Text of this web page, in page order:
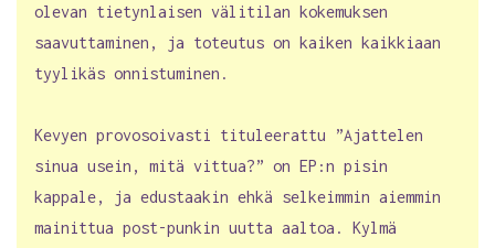
olevan tietynlaisen välitilan kokemuksen
saavuttaminen, ja toteutus on kaiken kaikkiaan
tyylikäs onnistuminen.
Kevyen provosoivasti tituleerattu ”Ajattelen
sinua usein, mitä vittua?” on EP:n pisin
kappale, ja edustaakin ehkä selkeimmin aiemmin
mainittua post-punkin uutta aaltoa. Kylmä